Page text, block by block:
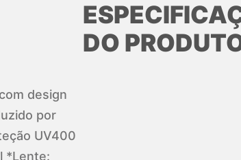
design
por
UV400
*Lente:
DO